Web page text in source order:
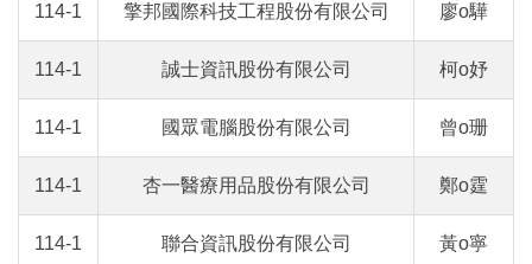
114-1 擎邦國際科技工程股份有限公司 廖o驊
114-1 誠士資訊股份有限公司 柯o妤
114-1 國眾電腦股份有限公司 曾o珊
114-1 杏一醫療用品股份有限公司 鄭o霆
114-1 聯合資訊股份有限公司 黃o寧